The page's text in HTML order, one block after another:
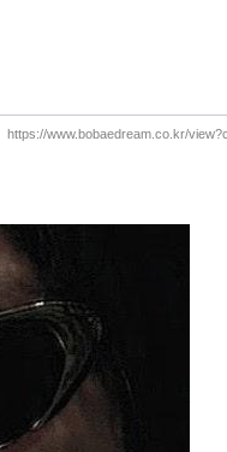
https://www.bobaedream.co.kr/